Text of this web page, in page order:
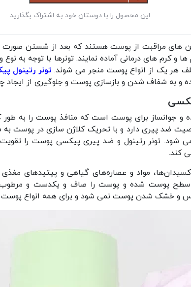
این محصول را با دوستان خود به اشتراک بگذارید
های مراقبت از پوست هستند که بعد از شستن
کرم های درمانی آماده نمایند. تونرها با توجه به
هر یک از انواع پوست منجر می شوند. تونر رتینول
و جوانساز برای پوست است که منافذ پوست را به
ضد پیری دارد و با تحریک کلاژن سازی در
تونر رتینول و ضد پیری پیکسی پوست را تقویت
کند.
مواد و عصاره‌های گیاهی و پپتیدهای
پوست شده و پوست را صاف و یکدست و مرطوب
حساس و خشک شدن پوست نمی شود و برای همه انواع